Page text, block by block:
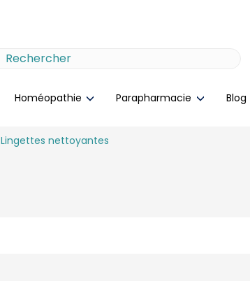
Homéopathie Parapharmacie Blog
Lingettes nettoyantes